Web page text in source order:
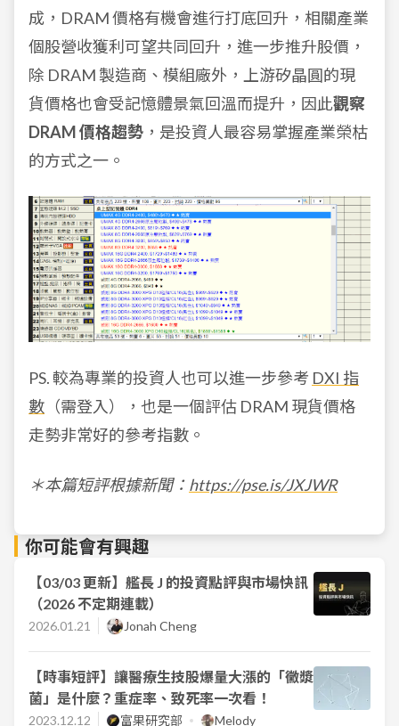
成，DRAM 價格有機會進行打底回升，相關產業
個股營收獲利可望共同回升，進一步推升股價，
除 DRAM 製造商、模組廠外，上游矽晶圓的現
貨價格也會受記憶體景氣回溫而提升，因此觀察
DRAM 價格趨勢 ，是投資人最容易掌握產業榮枯
的方式之一。
PS. 較為專業的投資人也可以進一步參考 DXI 指
數 （需登入），也是一個評估 DRAM 現貨價格
走勢非常好的參考指數。
＊本篇短評根據新聞： https://pse.is/JXJWR
你可能會有興趣
【03/03 更新】艦長 J 的投資點評與市場快訊
（2026 不定期連載）
2026.01.21 Jonah Cheng
【時事短評】讓醫療生技股爆量大漲的「黴漿
菌」是什麼？重症率、致死率一次看！
2023.12.12 富果研究部 Melody